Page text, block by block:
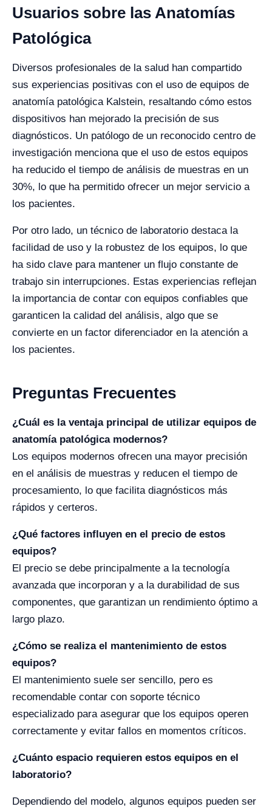
Usuarios sobre las Anatomías
Patológica
Diversos profesionales de la salud han compartido
sus experiencias positivas con el uso de equipos de
anatomía patológica Kalstein, resaltando cómo estos
dispositivos han mejorado la precisión de sus
diagnósticos. Un patólogo de un reconocido centro de
investigación menciona que el uso de estos equipos
ha reducido el tiempo de análisis de muestras en un
30%, lo que ha permitido ofrecer un mejor servicio a
los pacientes.
Por otro lado, un técnico de laboratorio destaca la
facilidad de uso y la robustez de los equipos, lo que
ha sido clave para mantener un flujo constante de
trabajo sin interrupciones. Estas experiencias reflejan
la importancia de contar con equipos confiables que
garanticen la calidad del análisis, algo que se
convierte en un factor diferenciador en la atención a
los pacientes.
Preguntas Frecuentes
¿Cuál es la ventaja principal de utilizar equipos de
anatomía patológica modernos?
Los equipos modernos ofrecen una mayor precisión
en el análisis de muestras y reducen el tiempo de
procesamiento, lo que facilita diagnósticos más
rápidos y certeros.
¿Qué factores influyen en el precio de estos
equipos?
El precio se debe principalmente a la tecnología
avanzada que incorporan y a la durabilidad de sus
componentes, que garantizan un rendimiento óptimo a
largo plazo.
¿Cómo se realiza el mantenimiento de estos
equipos?
El mantenimiento suele ser sencillo, pero es
recomendable contar con soporte técnico
especializado para asegurar que los equipos operen
correctamente y evitar fallos en momentos críticos.
¿Cuánto espacio requieren estos equipos en el
laboratorio?
Dependiendo del modelo, algunos equipos pueden ser